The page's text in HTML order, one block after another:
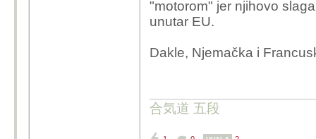
"motorom" jer njihovo
unutar EU.
Dakle, Njemačka i
合気道 五段